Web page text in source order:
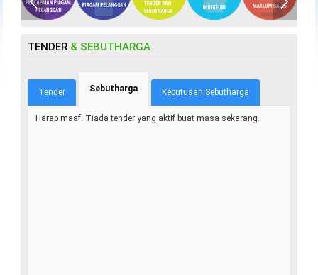
TENDER & SEBUTHARGA
Tender Sebutharga (tab aktif)Keputusan Sebutharga
Harap maaf. Tiada tender yang aktif buat masa sekarang.